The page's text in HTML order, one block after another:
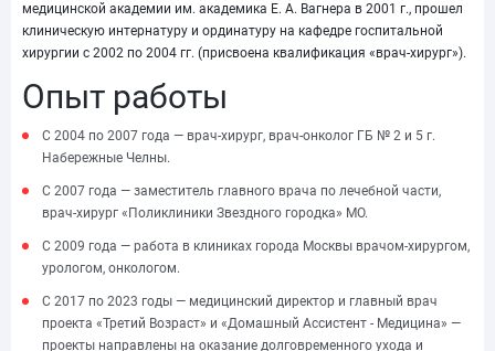
медицинской академии им. академика Е. А. Вагнера в 2001 г., прошел
клиническую интернатуру и ординатуру на кафедре госпитальной
хирургии с 2002 по 2004 гг. (присвоена квалификация «врач-хирург»).
Опыт работы
С 2004 по 2007 года — врач-хирург, врач-онколог ГБ № 2 и 5 г.
Набережные Челны.
С 2007 года — заместитель главного врача по лечебной части,
врач-хирург «Поликлиники Звездного городка» МО.
С 2009 года — работа в клиниках города Москвы врачом-хирургом,
урологом, онкологом.
С 2017 по 2023 годы — медицинский директор и главный врач
проекта «Третий Возраст» и «Домашный Ассистент - Медицина» —
проекты направлены на оказание долговременного ухода и